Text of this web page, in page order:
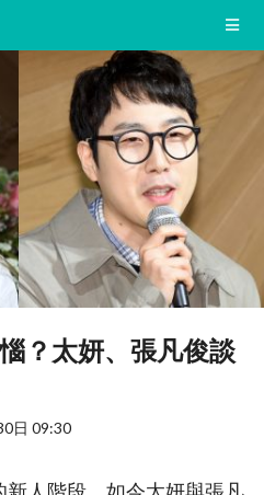
？太妍、張凡俊談
日 09:30